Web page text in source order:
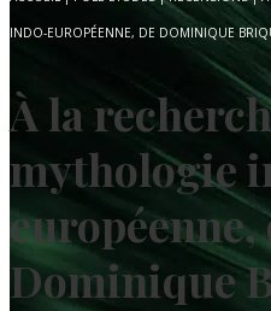
INDO-EUROPÉENNE, DE DOMINIQUE
À la
mythologie
européenne,
Dominique